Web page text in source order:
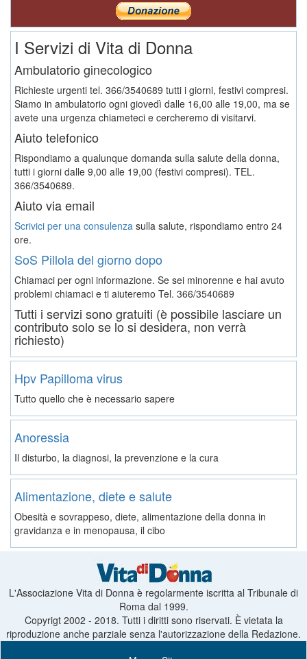
I Servizi di Vita di Donna
Ambulatorio ginecologico
Richieste urgenti tel. 366/3540689 tutti i giorni, festivi compresi.
Siamo in ambulatorio ogni giovedì dalle 16,00 alle 19,00, ma se
avete una urgenza chiameteci e cercheremo di visitarvi.
Aiuto telefonico
Rispondiamo a qualunque domanda sulla salute della donna,
tutti i giorni dalle 9,00 alle 19,00 (festivi compresi). TEL.
366/3540689.
Aiuto via email
Scrivici per una consulenza sulla salute, rispondiamo entro 24
ore.
SoS Pillola del giorno dopo
Chiamaci per ogni informazione. Se sei minorenne e hai avuto
problemi chiamaci e ti aiuteremo Tel. 366/3540689
Tutti i servizi sono gratuiti (è possibile lasciare un
contributo solo se lo si desidera, non verrà
richiesto)
Hpv Papilloma virus
Tutto quello che è necessario sapere
Anoressia
Il disturbo, la diagnosi, la prevenzione e la cura
Alimentazione, diete e salute
Obesità e sovrappeso, diete, alimentazione della donna in
gravidanza e in menopausa, il cibo
L'Associazione Vita di Donna è regolarmente iscritta al Tribunale di
Roma dal 1999.
Copyrigt 2002 - 2018. Tutti i diritti sono riservati. È vietata la
riproduzione anche parziale senza l'autorizzazione della Redazione.